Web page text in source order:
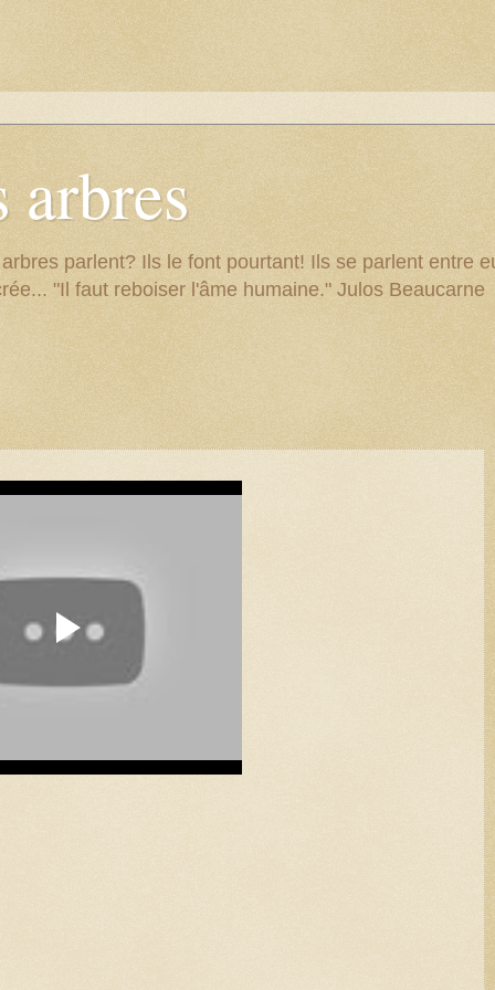
arbres
parlent? Ils le font pourtant! Ils se parlent entre
"Il faut reboiser l'âme humaine." Julos Beaucarne